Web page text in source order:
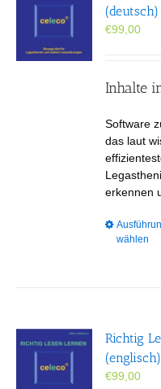
(deutsch)
€99,00
Inhalte
Software
das laut
erkennen
wählen
Richtig
(englisch)
€99,00